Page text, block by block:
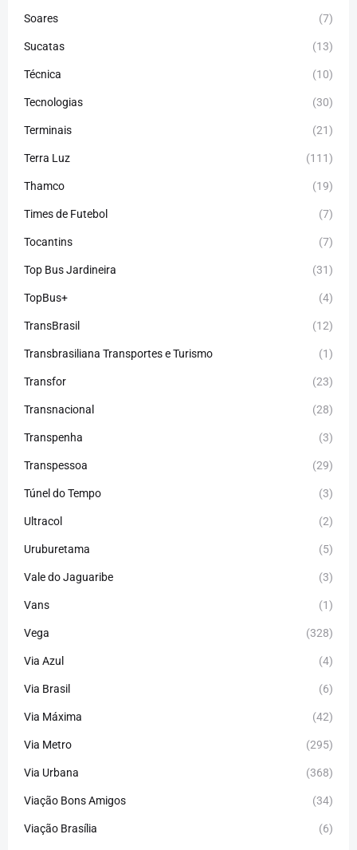
Soares (7)
Sucatas (13)
Técnica (10)
Tecnologias (30)
Terminais (21)
Terra Luz (111)
Thamco (19)
Times de Futebol (7)
Tocantins (7)
Top Bus Jardineira (31)
TopBus+ (4)
TransBrasil (12)
Transbrasiliana Transportes e Turismo (1)
Transfor (23)
Transnacional (28)
Transpenha (3)
Transpessoa (29)
Túnel do Tempo (3)
Ultracol (2)
Uruburetama (5)
Vale do Jaguaribe (3)
Vans (1)
Vega (328)
Via Azul (4)
Via Brasil (6)
Via Máxima (42)
Via Metro (295)
Via Urbana (368)
Viação Bons Amigos (34)
Viação Brasília (6)